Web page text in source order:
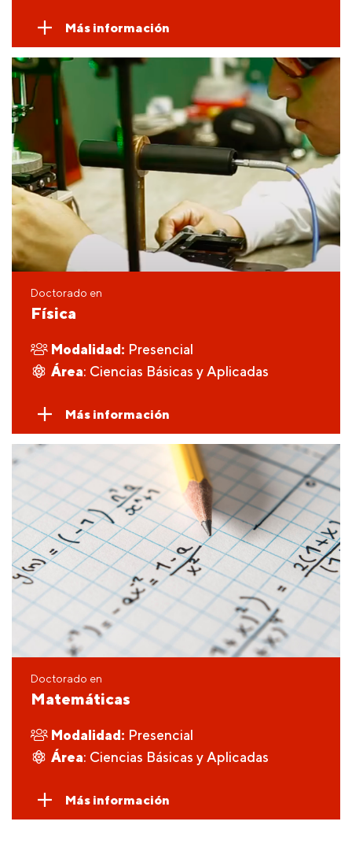
Más información
Doctorado en
Física
Modalidad: Presencial
Área: Ciencias Básicas y Aplicadas
Más información
Doctorado en
Matemáticas
Modalidad: Presencial
Área: Ciencias Básicas y Aplicadas
Más información